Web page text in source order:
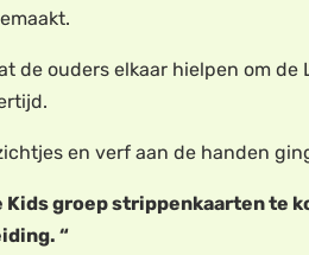
de ouders elkaar hielpen om
en verf aan de handen
Kids groep strippenkaarten te
“